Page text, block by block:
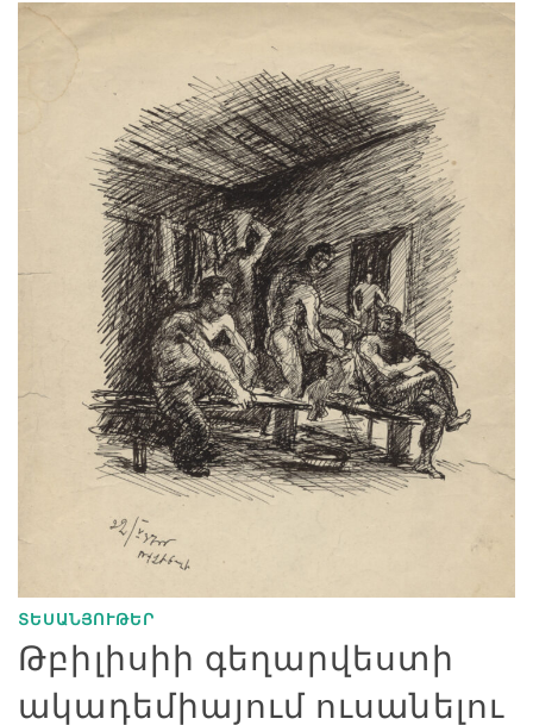
ՏԵՍԱՆՅՈՒԹԵՐ
Թբիլիսիի գեղարվեստի
ակադեմիայում ուսանելու